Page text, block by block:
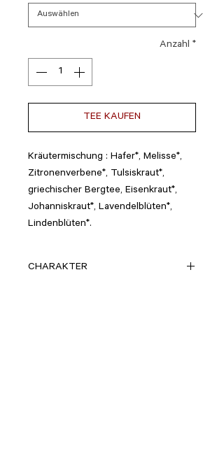
Anzahl *
TEE KAUFEN
Kräutermischung : Hafer*, Melisse*,
Zitronenverbene*, Tulsiskraut*,
griechischer Bergtee, Eisenkraut*,
Johanniskraut*, Lavendelblüten*,
Lindenblüten*.
CHARAKTER